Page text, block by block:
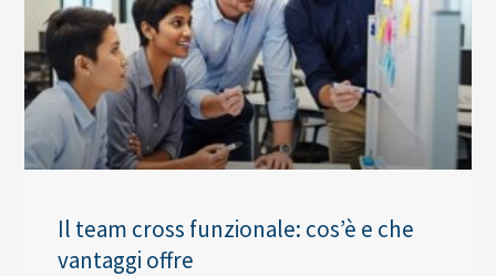
Il team cross funzionale: cos’è e che
vantaggi offre